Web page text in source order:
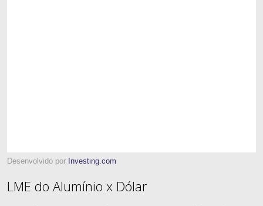
Desenvolvido por Investing.com
LME do Alumínio x Dólar